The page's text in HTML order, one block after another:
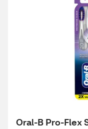
Oral-B Pro-Flex